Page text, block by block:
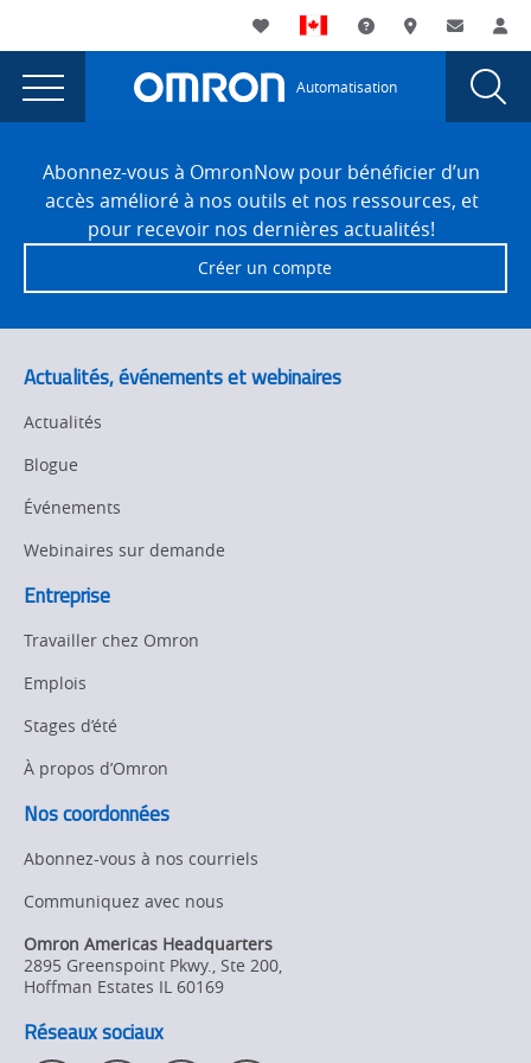
currently
viewing
the
based
Cloud-
solutions
are
page.
Utility
Navigation
My List AssistanceOù acheter
Main
Navigation
Automatisation
Edge-
based
and
Cloud-
based
solutions
are
complementary
FooterAbonnez-vous à OmronNow pour bénéficier d’un
accès amélioré à nos outils et nos ressources, et
pour recevoir nos dernières actualités!
Créer un compte
Actualités, événements et webinaires
Actualités
Blogue
Événements
Webinaires sur demande
Entreprise
Travailler chez Omron
Emplois
Stages d’été
À propos d’Omron
Nos coordonnées
Abonnez-vous à nos courriels
Communiquez avec nous
Omron Americas Headquarters
2895 Greenspoint Pkwy., Ste 200,
Hoffman Estates IL 60169
Réseaux sociaux